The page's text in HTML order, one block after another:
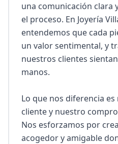
una comunicación clara
el proceso. En Joyería
entendemos que cada
un valor sentimental, y
nuestros clientes
manos.
Lo que nos diferencia
cliente y nuestro
Nos esforzamos por
acogedor y amigable